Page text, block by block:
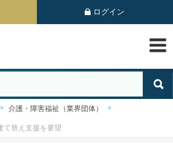
ログイン
介護・障害福祉（業界団体）
て替え支援を要望